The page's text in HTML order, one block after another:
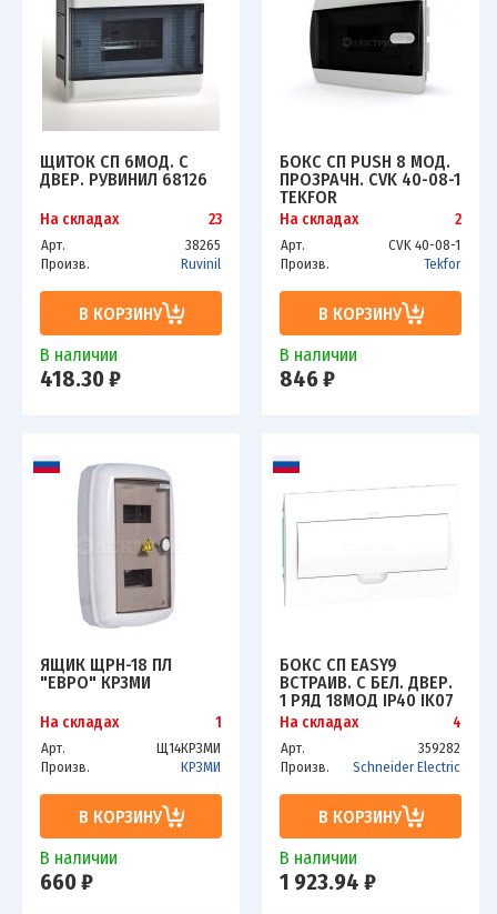
ЩИТОК СП 6МОД. С
ДВЕР. РУВИНИЛ 68126
На складах 23
Арт.
38265
Произв.
Ruvinil
В КОРЗИНУ
В наличии
418.30 ₽
БОКС СП PUSH 8 МОД.
ПРОЗРАЧН. CVK 40-08-1
TEKFOR
На складах 2
Арт.
CVK 40-08-1
Произв.
Tekfor
В КОРЗИНУ
В наличии
846 ₽
ЯЩИК ЩРН-18 ПЛ
"ЕВРО" КРЗМИ
На складах 1
Арт.
Щ14КРЗМИ
Произв.
КРЗМИ
В КОРЗИНУ
В наличии
660 ₽
БОКС СП EASY9
ВСТРАИВ. С БЕЛ. ДВЕР.
1 РЯД 18МОД IP40 IK07
63А 2 КЛЕММЫ SCHE
EZ9E118P2FRU
На складах 4
Арт.
359282
Произв.
Schneider Electric
В КОРЗИНУ
В наличии
1 923.94 ₽